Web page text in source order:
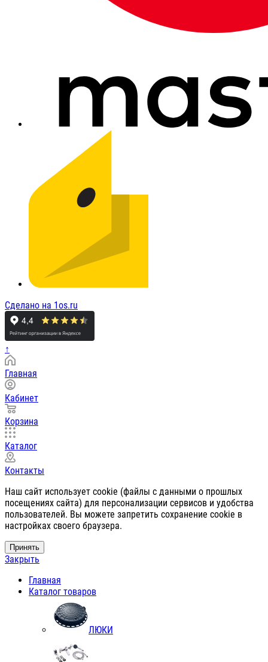
Сделано на 1os.ru
↑
Главная
Кабинет
Корзина
Каталог
Контакты
Наш сайт использует cookie (файлы с данными о прошлых
посещениях сайта) для персонализации сервисов и удобства
пользователей. Вы можете запретить сохранение cookie в
настройках своего браузера.
Принять
Закрыть
Главная
Каталог товаров
ЛЮКИ